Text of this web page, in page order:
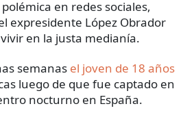
en redes sociales,
expresidente López Obrador
en la justa medianía.
semanas el joven de 18 años
luego de que fue captado en
nocturno en España.